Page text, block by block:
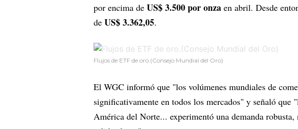
por encima de US$ 3.500 por onza en abril. Desde
de US$ 3.362,05.
Flujos de ETF de oro.(Consejo Mundial del Oro)
El WGC informó que "los volúmenes mundiales de
significativamente en todos los mercados" y señaló que
América del Norte... experimentó una demanda